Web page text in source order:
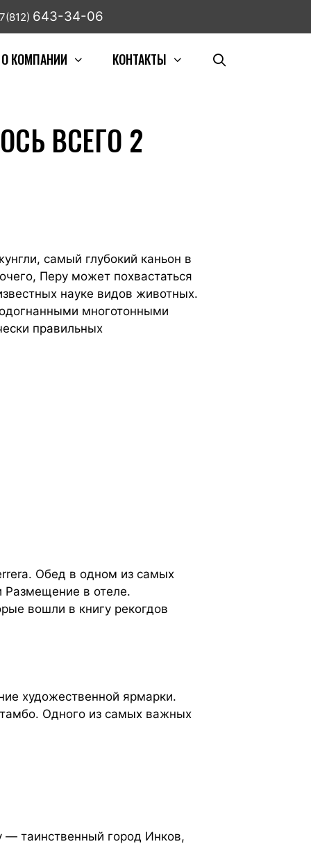
643-34-06
О КОМПАНИИ КОНТАКТЫ
ВСЕГО 2
самый глубокий каньон в
Перу может похвастаться
науке видов животных.
многотонными
правильных
Обед в одном из самых
Размещение в отеле.
вошли в книгу рекогдов
художественной ярмарки.
Одного из самых важных
— таинственный город Инков,